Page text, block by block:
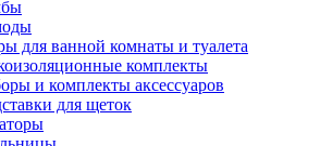
для ванной комнаты и туалета
комплекты
и комплекты аксессуаров
для щеток